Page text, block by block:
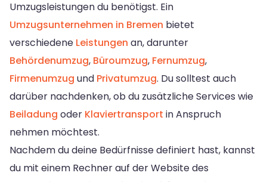
Umzugsleistungen du benötigst. Ein
Umzugsunternehmen in Bremen bietet
verschiedene Leistungen an, darunter
Behördenumzug, Büroumzug, Fernumzug,
Firmenumzug und Privatumzug. Du solltest auch
darüber nachdenken, ob du zusätzliche Services wie
Beiladung oder Klaviertransport in Anspruch
nehmen möchtest.
Nachdem du deine Bedürfnisse definiert hast, kannst
du mit einem Rechner auf der Website des